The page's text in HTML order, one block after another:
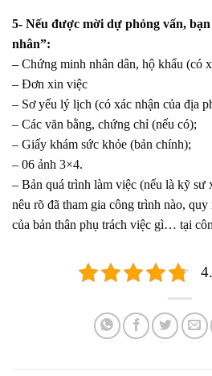
5- Nếu được mời dự phỏng vấn, bạn
nhân”:
– Chứng minh nhân dân, hộ khẩu (có
– Đơn xin việc
– Sơ yếu lý lịch (có xác nhận của địa
– Các văn bằng, chứng chỉ (nếu có);
– Giấy khám sức khỏe (bản chính);
– 06 ảnh 3×4.
– Bản quá trình làm việc (nếu là kỹ sư
nêu rõ đã tham gia công trình nào,
của bản thân phụ trách việc gì… tại